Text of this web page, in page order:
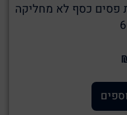
פסים כסף לא מחליקה